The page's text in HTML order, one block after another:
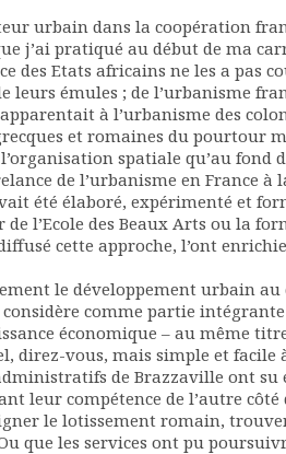
urbain dans la coopération
j’ai pratiqué au début de ma
des Etats africains ne les a pas
leurs émules ; de l’urbanisme
à l’urbanisme des
et romaines du pourtour
spatiale qu’au fond
de l’urbanisme en France à
été élaboré, expérimenté et
l’Ecole des Beaux Arts ou la
cette approche, l’ont
le développement urbain
comme partie
économique – au même
vous, mais simple et facile
de Brazzaville ont su
leur compétence de l’autre
le lotissement romain,
les services ont pu